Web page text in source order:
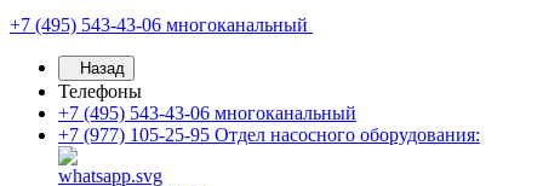
+7 (495) 543-43-06 многоканальный
Назад
Телефоны
+7 (495) 543-43-06 многоканальный
+7 (977) 105-25-95 Отдел насосного оборудования: